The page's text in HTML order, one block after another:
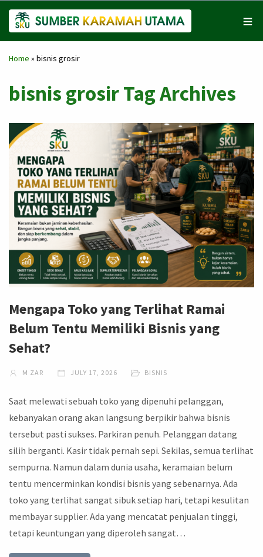
Home » bisnis grosir
bisnis grosir Tag Archives
Mengapa Toko yang Terlihat Ramai
Belum Tentu Memiliki Bisnis yang
Sehat?
M ZAR JULY 17, 2026 BISNIS
Saat melewati sebuah toko yang dipenuhi pelanggan,
kebanyakan orang akan langsung berpikir bahwa bisnis
tersebut pasti sukses. Parkiran penuh. Pelanggan datang
silih berganti. Kasir tidak pernah sepi. Sekilas, semua terlihat
sempurna. Namun dalam dunia usaha, keramaian belum
tentu mencerminkan kondisi bisnis yang sebenarnya. Ada
toko yang terlihat sangat sibuk setiap hari, tetapi kesulitan
membayar supplier. Ada yang mencatat penjualan tinggi,
tetapi keuntungan yang diperoleh sangat…